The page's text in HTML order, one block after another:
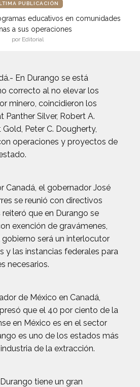
PUBLICACIÓN
educativos en comunidades
a sus operaciones
por Editorial
En Durango se está
correcto al no elevar los
minero, coincidieron los
Panther Silver, Robert A.
Peter C. Dougherty,
operaciones y proyectos de
Canadá, el gobernador José
se reunió con directivos
que en Durango se
exención de gravámenes,
será un interlocutor
y las instancias federales para
necesarios.
de México en Canadá,
que el 40 por ciento de la
en México es en el sector
es uno de los estados más
de la extracción.
tiene un gran